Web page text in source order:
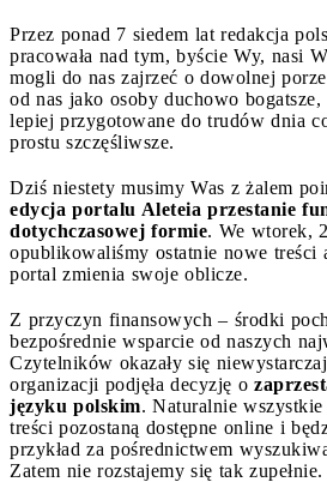
Przez ponad 7 siedem lat redakcja
pracowała nad tym, byście Wy, nasi
mogli do nas zajrzeć o dowolnej
od nas jako osoby duchowo
lepiej przygotowane do trudów dnia
prostu szczęśliwsze.
Dziś niestety musimy Was z żalem
edycja portalu Aleteia przestanie
dotychczasowej formie. We wtorek,
opublikowaliśmy ostatnie nowe treści
portal zmienia swoje oblicze.
Z przyczyn finansowych – środki
bezpośrednie wsparcie od naszych
Czytelników okazały się
organizacji podjęła decyzję o
języku polskim. Naturalnie wszystkie
treści pozostaną dostępne online i
przykład za pośrednictwem
Zatem nie rozstajemy się tak zupełnie.